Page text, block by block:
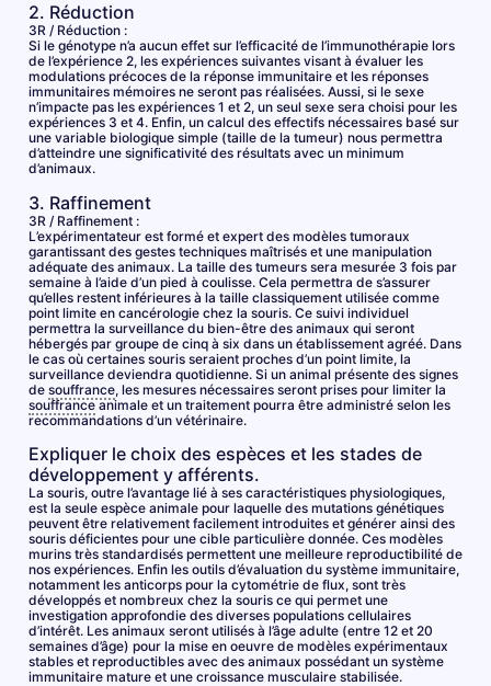
2. Réduction
3R / Réduction :
Si le génotype n’a aucun effet sur l’efficacité de l’immunothérapie lors
de l’expérience 2, les expériences suivantes visant à évaluer les
modulations précoces de la réponse immunitaire et les réponses
immunitaires mémoires ne seront pas réalisées. Aussi, si le sexe
n’impacte pas les expériences 1 et 2, un seul sexe sera choisi pour les
expériences 3 et 4. Enfin, un calcul des effectifs nécessaires basé sur
une variable biologique simple (taille de la tumeur) nous permettra
d’atteindre une significativité des résultats avec un minimum
d’animaux.
3. Raffinement
3R / Raffinement :
L’expérimentateur est formé et expert des modèles tumoraux
garantissant des gestes techniques maîtrisés et une manipulation
adéquate des animaux. La taille des tumeurs sera mesurée 3 fois par
semaine à l’aide d’un pied à coulisse. Cela permettra de s’assurer
qu’elles restent inférieures à la taille classiquement utilisée comme
point limite en cancérologie chez la souris. Ce suivi individuel
permettra la surveillance du bien-être des animaux qui seront
hébergés par groupe de cinq à six dans un établissement agréé. Dans
le cas où certaines souris seraient proches d’un point limite, la
surveillance deviendra quotidienne. Si un animal présente des signes
de souffrance, les mesures nécessaires seront prises pour limiter la
souffranceanimale et un traitement pourra être administré selon les
recommandations d’un vétérinaire.
Expliquer le choix des espèces et les stades de
développement y afférents.
La souris, outre l’avantage lié à ses caractéristiques physiologiques,
est la seule espèce animale pour laquelle des mutations génétiques
peuvent être relativement facilement introduites et générer ainsi des
souris déficientes pour une cible particulière donnée. Ces modèles
murins très standardisés permettent une meilleure reproductibilité de
nos expériences. Enfin les outils d’évaluation du système immunitaire,
notamment les anticorps pour la cytométrie de flux, sont très
développés et nombreux chez la souris ce qui permet une
investigation approfondie des diverses populations cellulaires
d’intérêt. Les animaux seront utilisés à l’âge adulte (entre 12 et 20
semaines d’âge) pour la mise en oeuvre de modèles expérimentaux
stables et reproductibles avec des animaux possédant un système
immunitaire mature et une croissance musculaire stabilisée.